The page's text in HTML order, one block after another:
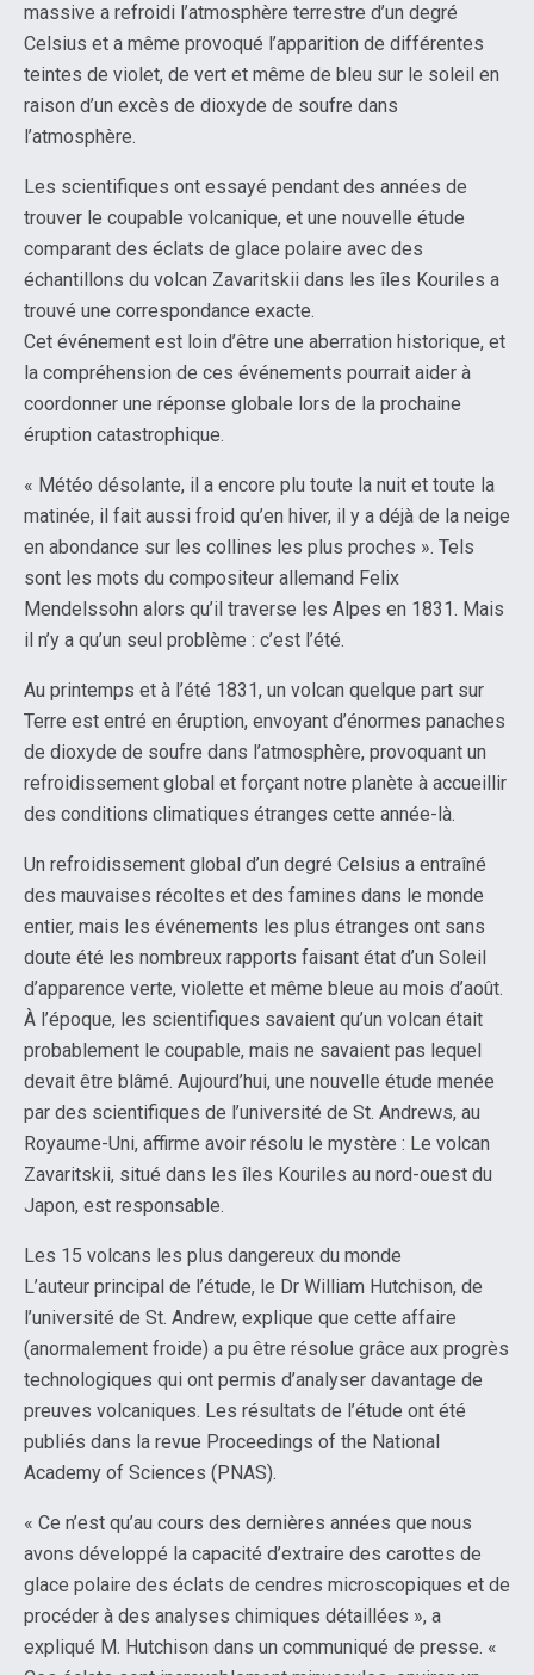
massive a refroidi l’atmosphère terrestre d’un degré
Celsius et a même provoqué l’apparition de différentes
teintes de violet, de vert et même de bleu sur le soleil en
raison d’un excès de dioxyde de soufre dans
l’atmosphère.
Les scientifiques ont essayé pendant des années de
trouver le coupable volcanique, et une nouvelle étude
comparant des éclats de glace polaire avec des
échantillons du volcan Zavaritskii dans les îles Kouriles a
trouvé une correspondance exacte.
Cet événement est loin d’être une aberration historique, et
la compréhension de ces événements pourrait aider à
coordonner une réponse globale lors de la prochaine
éruption catastrophique.
« Météo désolante, il a encore plu toute la nuit et toute la
matinée, il fait aussi froid qu’en hiver, il y a déjà de la neige
en abondance sur les collines les plus proches ». Tels
sont les mots du compositeur allemand Felix
Mendelssohn alors qu’il traverse les Alpes en 1831. Mais
il n’y a qu’un seul problème : c’est l’été.
Au printemps et à l’été 1831, un volcan quelque part sur
Terre est entré en éruption, envoyant d’énormes panaches
de dioxyde de soufre dans l’atmosphère, provoquant un
refroidissement global et forçant notre planète à accueillir
des conditions climatiques étranges cette année-là.
Un refroidissement global d’un degré Celsius a entraîné
des mauvaises récoltes et des famines dans le monde
entier, mais les événements les plus étranges ont sans
doute été les nombreux rapports faisant état d’un Soleil
d’apparence verte, violette et même bleue au mois d’août.
À l’époque, les scientifiques savaient qu’un volcan était
probablement le coupable, mais ne savaient pas lequel
devait être blâmé. Aujourd’hui, une nouvelle étude menée
par des scientifiques de l’université de St. Andrews, au
Royaume-Uni, affirme avoir résolu le mystère : Le volcan
Zavaritskii, situé dans les îles Kouriles au nord-ouest du
Japon, est responsable.
Les 15 volcans les plus dangereux du monde
L’auteur principal de l’étude, le Dr William Hutchison, de
l’université de St. Andrew, explique que cette affaire
(anormalement froide) a pu être résolue grâce aux progrès
technologiques qui ont permis d’analyser davantage de
preuves volcaniques. Les résultats de l’étude ont été
publiés dans la revue Proceedings of the National
Academy of Sciences (PNAS).
« Ce n’est qu’au cours des dernières années que nous
avons développé la capacité d’extraire des carottes de
glace polaire des éclats de cendres microscopiques et de
procéder à des analyses chimiques détaillées », a
expliqué M. Hutchison dans un communiqué de presse. «